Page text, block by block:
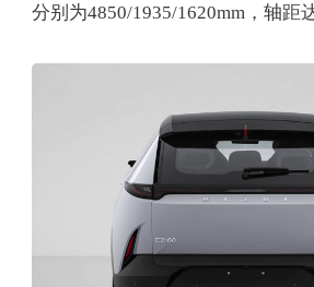
分别为4850/1935/1620mm，轴距